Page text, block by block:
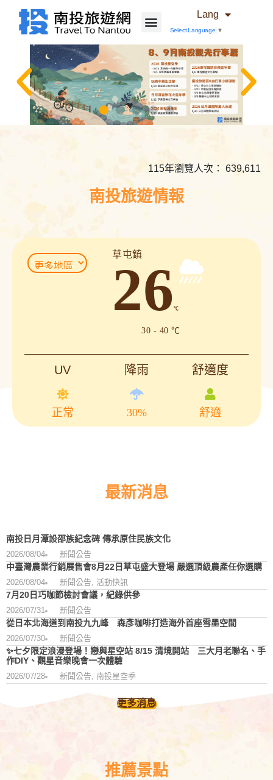
Lang
Select Language ▼
容
115年瀏覽人次： 639,611
南投旅遊情報
草屯鎮
26 ℃
30 - 40 ℃
UV
正常
降雨
30%
舒適度
舒適
最新消息
南投日月潭設邵族紀念碑 傳承原住民族文化
2026/08/04 新聞公告
中臺灣農業行銷展售會8月22日草屯盛大登場 嚴選頂級農產任你選購
2026/08/04 新聞公告, 活動快訊
7月20日巧咖節檢討會議，紀錄供參
2026/07/31 新聞公告
從日本北海道到南投九九峰 森彥咖啡打造海外首座雪墨空間
2026/07/30 新聞公告
✨七夕限定浪漫登場！戀與星空站 8/15 清境開站 三大月老聯名、手
作DIY、觀星音樂晚會一次體驗
2026/07/28 新聞公告, 南投星空季
更多消息
推薦景點